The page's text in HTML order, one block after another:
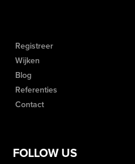
Registreer
Wijken
Blog
Referenties
Contact
FOLLOW US